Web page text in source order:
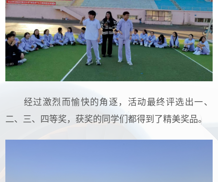
经过激烈而愉快的角逐，活动最终评选出一、
二、三、四等奖，获奖的同学们都得到了精美奖品。